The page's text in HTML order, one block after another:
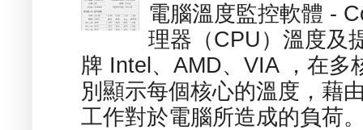
電腦溫度監控軟體 -
理器（CPU）溫度及
牌 Intel、AMD、VIA ，在多
別顯示每個核心的溫度，藉
工作對於電腦所造成的負荷